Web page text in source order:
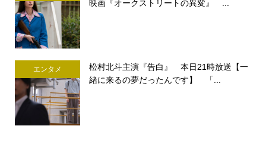
映画『オークストリートの異変』 ...
エンタメ
松村北斗主演『告白』 本日21時放送【一
緒に来るの夢だったんです】 「...